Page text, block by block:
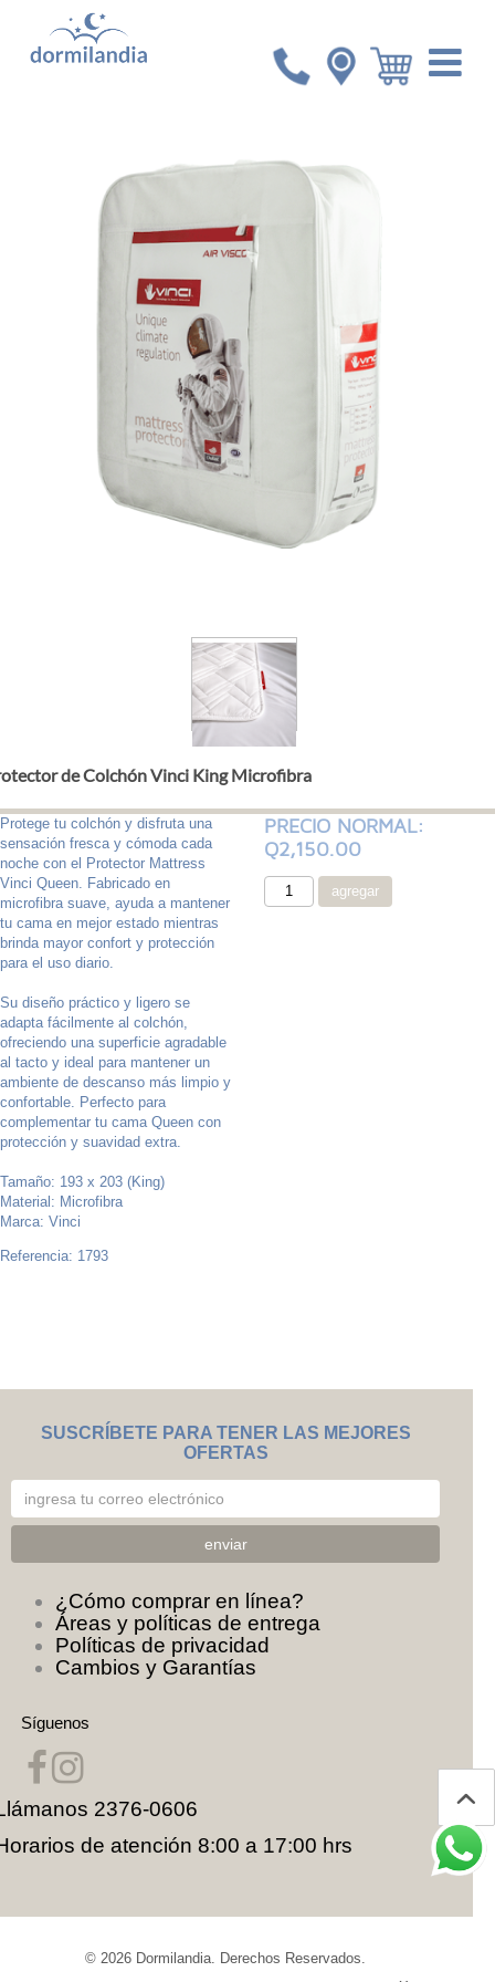
Inicio Accesorios
Protector de Colchón Vinci King
de Colchón Vinci King Microfibra
Protege tu colchón y disfruta una
sensación fresca y cómoda cada
noche con el Protector Mattress
Vinci Queen. Fabricado en
microfibra suave, ayuda a mantener
tu cama en mejor estado mientras
brinda mayor confort y protección
para el uso diario.
Su diseño práctico y ligero se
adapta fácilmente al colchón,
ofreciendo una superficie agradable
al tacto y ideal para mantener un
ambiente de descanso más limpio y
confortable. Perfecto para
complementar tu cama Queen con
protección y suavidad extra.
Tamaño: 193 x 203 (King)
Material: Microfibra
Marca: Vinci
Referencia: 1793
PRECIO NORMAL:
Q2,150.00
SUSCRÍBETE PARA TENER LAS MEJORES
OFERTAS
¿Cómo comprar en línea?
Áreas y políticas de entrega
Políticas de privacidad
Cambios y Garantías
Síguenos
2376-0606
de atención 8:00 a 17:00 hrs
© 2026 Dormilandia. Derechos Reservados.